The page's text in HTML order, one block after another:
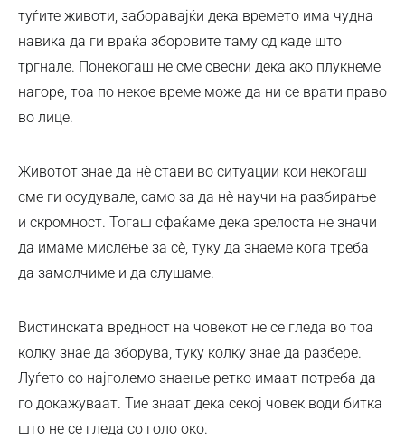
туѓите животи, заборавајќи дека времето има чудна
навика да ги враќа зборовите таму од каде што
тргнале. Понекогаш не сме свесни дека ако плукнеме
нагоре, тоа по некое време може да ни се врати право
во лице.
Животот знае да нè стави во ситуации кои некогаш
сме ги осудувале, само за да нè научи на разбирање
и скромност. Тогаш сфаќаме дека зрелоста не значи
да имаме мислење за сè, туку да знаеме кога треба
да замолчиме и да слушаме.
Вистинската вредност на човекот не се гледа во тоа
колку знае да зборува, туку колку знае да разбере.
Луѓето со најголемо знаење ретко имаат потреба да
го докажуваат. Тие знаат дека секој човек води битка
што не се гледа со голо око.